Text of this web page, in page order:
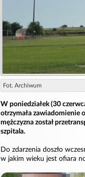
Fot. Archiwum
W poniedziałek (30
otrzymała zawiadomienie
mężczyzna został
szpitala.
Do zdarzenia doszło
w jakim wieku jest ofiara